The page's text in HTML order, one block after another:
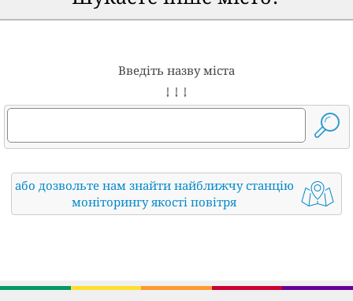
Введіть назву міста
↓ ↓ ↓
або дозвольте нам знайти найближчу станцію
моніторингу якості повітря